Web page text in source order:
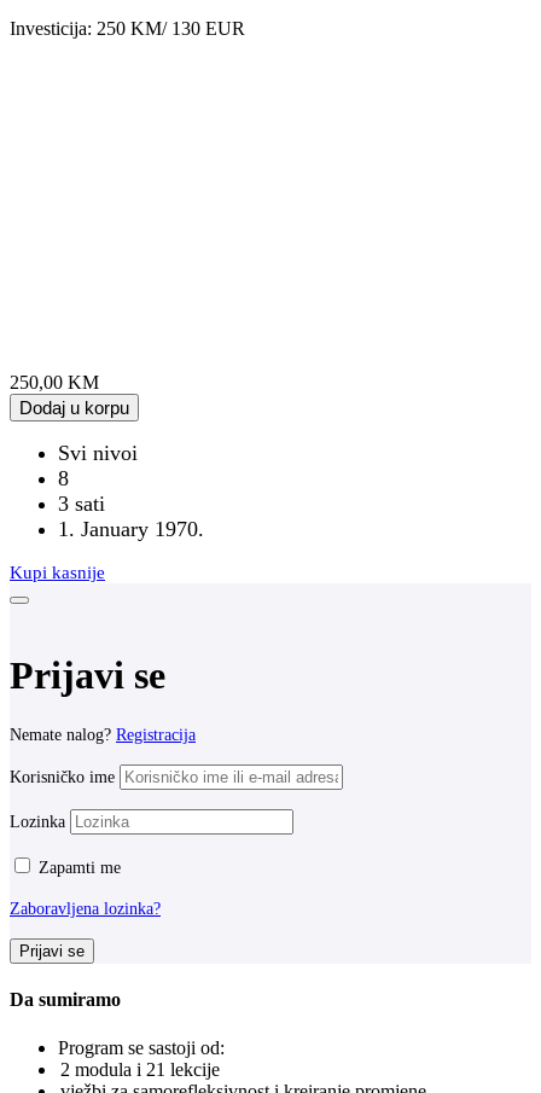
Investicija: 250 KM/ 130 EUR
250,00 KM
Dodaj u korpu
Svi nivoi
8
3 sati
1. January 1970.
Kupi kasnije
Prijavi se
Nemate nalog? Registracija
Korisničko ime
Lozinka
Zapamti me
Zaboravljena lozinka?
Prijavi se
Da sumiramo
Program se sastoji od:
2 modula i 21 lekcije